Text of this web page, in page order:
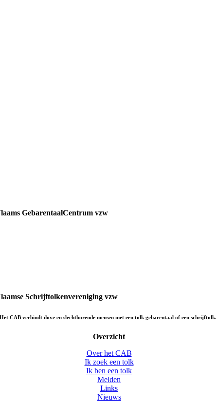
GebarentaalCentrum vzw
Schrijftolkenvereniging vzw
Het CAB verbindt dove en slechthorende mensen met een tolk gebarentaal of een schrijftolk.
Overzicht
Over het CAB
Ik zoek een tolk
Ik ben een tolk
Melden
Links
Nieuws